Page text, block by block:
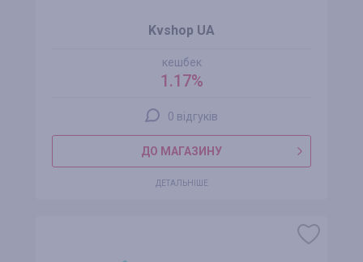
Kvshop UA
кешбек
1.17%
0 відгуків
ДО МАГАЗИНУ
ДЕТАЛЬНІШЕ